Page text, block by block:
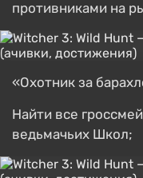
противниками на
«Охотник за
Найти все
ведьмачьих Школ;